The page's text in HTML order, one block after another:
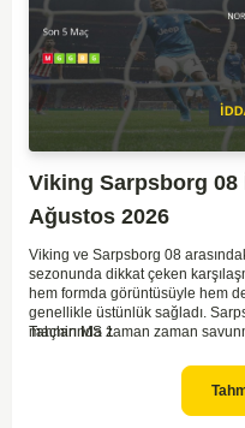
Viking Sarpsborg 08
Ağustos 2026
Viking ve Sarpsborg 08
sezonunda dikkat çeken
hem formda görüntüsüyle hem
genellikle üstünlük sağladı.
maçlarında zaman zaman
yapıyor. Sarpsborg'un ise
genellikle güçlü rakipler
doğrultuda, Viking'in galibiyete
Tahmin MS 1